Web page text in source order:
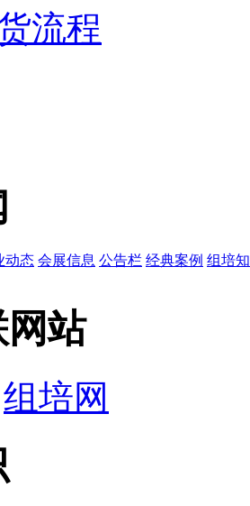
流程
动态 会展信息 公告栏 经典案例 组培
站
组培网